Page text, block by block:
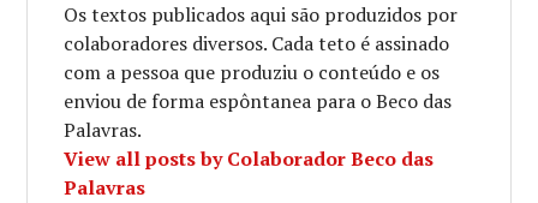
Os textos publicados aqui são produzidos por
colaboradores diversos. Cada teto é assinado
com a pessoa que produziu o conteúdo e os
enviou de forma espôntanea para o Beco das
Palavras.
View all posts by Colaborador Beco das
Palavras